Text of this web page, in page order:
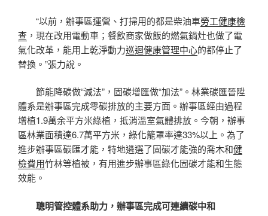
“以前，辦事區運營、打掃用的都是柴油車勞工健康檢
查 ，現在改用電動車；餐飲商家做飯的燃氣鍋灶也做了電
氣化改革，能用上乾淨動力巡迴健康管理中心的都停止了
替換。”張力說。
節能降碳做“減法”，固碳增匯做“加法”。林業碳匯晉陞
體系是辦事區完成零碳排放的主要方面。辦事區經由過程
增植1.9萬余平方米綠植，抵消溫室氣體排放。今朝，辦事
區林業面積達6.7萬平方米，綠化籠罩率達33%以上。為了
進步辦事區碳匯才能，特地遴選了固碳才能強的喬木和健
檢費用竹林等植被，有用進步辦事區綠化固碳才能和生態
效能。
聰明管控體系助力，辦事區完成可連續碳中和